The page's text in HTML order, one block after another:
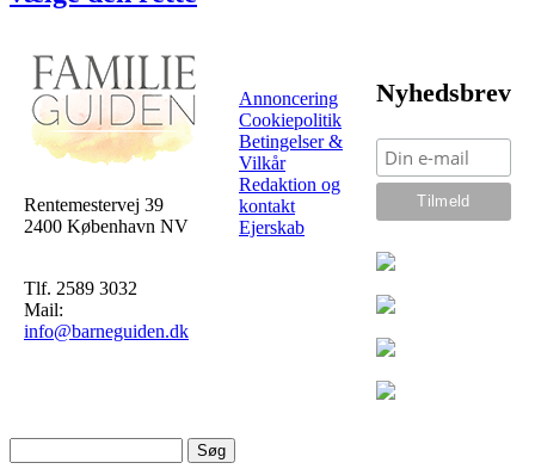
Rentemestervej 39
2400 København NV
Tlf. 2589 3032
Mail:
info@barneguiden.dk
Annoncering
Cookiepolitik
Betingelser &
Vilkår
Redaktion og
kontakt
Ejerskab
Nyhedsbrev